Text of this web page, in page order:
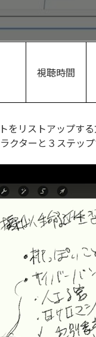
視聴時間
をリストアップす
ターと３ステッ